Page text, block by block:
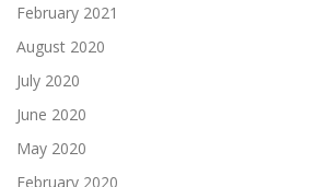
February 2021
August 2020
July 2020
June 2020
May 2020
February 2020